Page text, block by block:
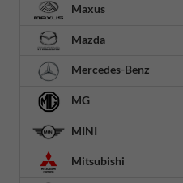
Maxus
Mazda
Mercedes-Benz
MG
MINI
Mitsubishi